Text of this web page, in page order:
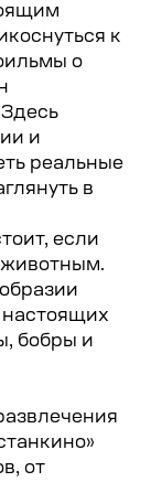
к
о
и
реальные
в
если
бобры и
от